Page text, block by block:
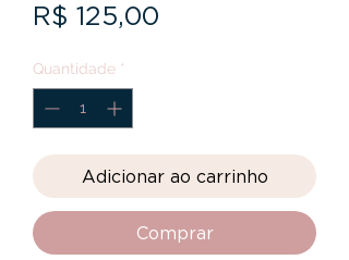
R$ 125,00
Quantidade *
Adicionar ao carrinho
Comprar